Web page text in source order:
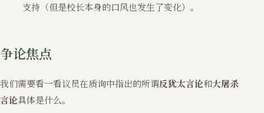
支持（但是校长本身的口风也发生了变化）。
争论焦点
我们需要看一看议员在质询中指出的所谓反犹太言论和大屠杀
言论具体是什么。